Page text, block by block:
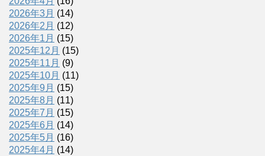
2026年3月 (14)
2026年2月 (12)
2026年1月 (15)
2025年12月 (15)
2025年11月 (9)
2025年10月 (11)
2025年9月 (15)
2025年8月 (11)
2025年7月 (15)
2025年6月 (14)
2025年5月 (16)
2025年4月 (14)